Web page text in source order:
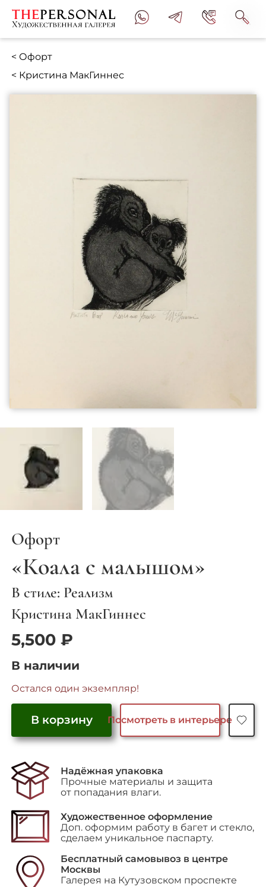
< Офорт
< Кристина МакГиннес
Офорт
«Коала с малышом»
В стиле: Реализм
Кристина МакГиннес
5,500₽
В наличии
Остался один экземпляр!
Количество
"Коала
с
малышом"
В корзину Посмотреть в интерьере
Надёжная упаковка
Прочные материалы и защита
от попадания влаги.
Художественное оформление
Доп. оформим работу в багет и стекло,
сделаем уникальное паспарту.
Бесплатный самовывоз в центре
Москвы
Галерея на Кутузовском проспекте